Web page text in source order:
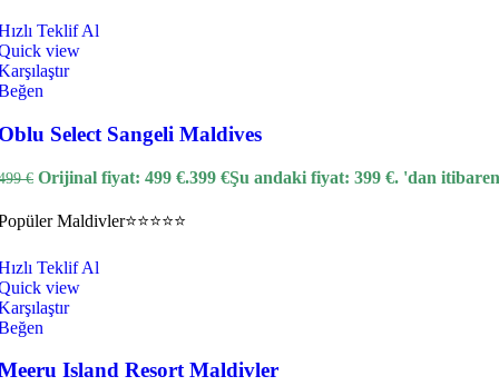
Teklif Al
view
Select Sangeli Maldives
€ Orijinal fiyat: 499 €.399 €Şu andaki fiyat: 399 €. 'dan itibaren
Maldivler⭐⭐⭐⭐⭐
Teklif Al
view
Island Resort Maldivler